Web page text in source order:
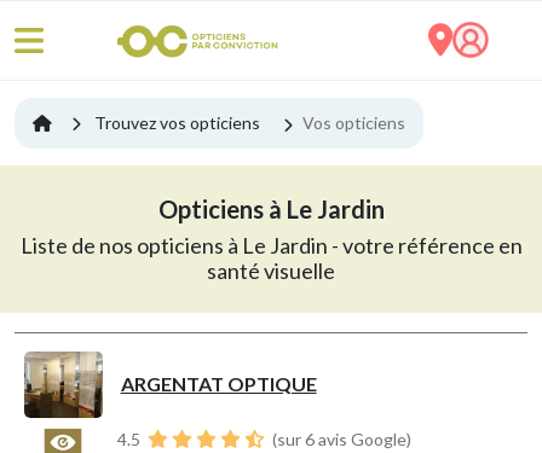
Trouvez vos opticiens Vos opticiens
Opticiens à Le Jardin
Liste de nos opticiens à Le Jardin - votre référence en
santé visuelle
ARGENTAT OPTIQUE
4.5
(sur 6 avis Google)